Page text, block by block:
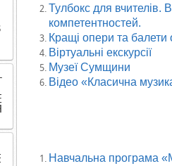
Тулбокс для вчителів.
компетентностей.
Кращі опери та балети
Віртуальні екскурсії
Музеї Сумщини
Відео «Класична
Навчальна програма